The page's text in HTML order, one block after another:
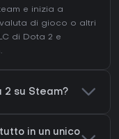
e inizia a
di gioco o altri
di Dota 2 e
2 su Steam?
in un unico